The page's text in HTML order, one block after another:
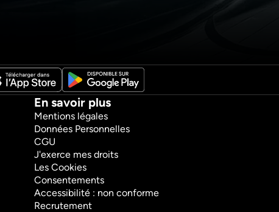
Histoire
Documentaires
1h7mVF
Regarder
1h4mVF
En savoir plus
Mentions légales
Données Personnelles
CGU
J'exerce mes droits
Les Cookies
Consentements
Accessibilité : non conforme
Recrutement